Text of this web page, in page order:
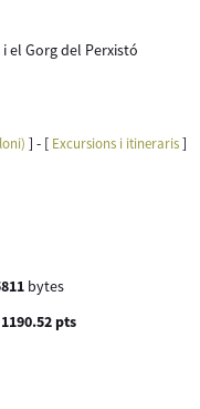
el Gorg del Perxistó
] - [ Excursions i itineraris]
bytes
pts